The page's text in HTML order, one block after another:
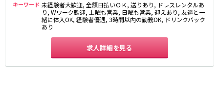
キーワード 未経験者大歓迎, 全額日払いＯＫ, 送りあり, ドレスレンタルあ
り, Wワーク歓迎, 土曜も営業, 日曜も営業, 迎えあり, 友達と一
緒に体入OK, 経験者優遇, 3時間以内の勤務OK, ドリンクバック
あり
求人詳細を見る
名鉄河和線
青山駅
JR東海道本線(岐阜～美濃赤坂・米原)